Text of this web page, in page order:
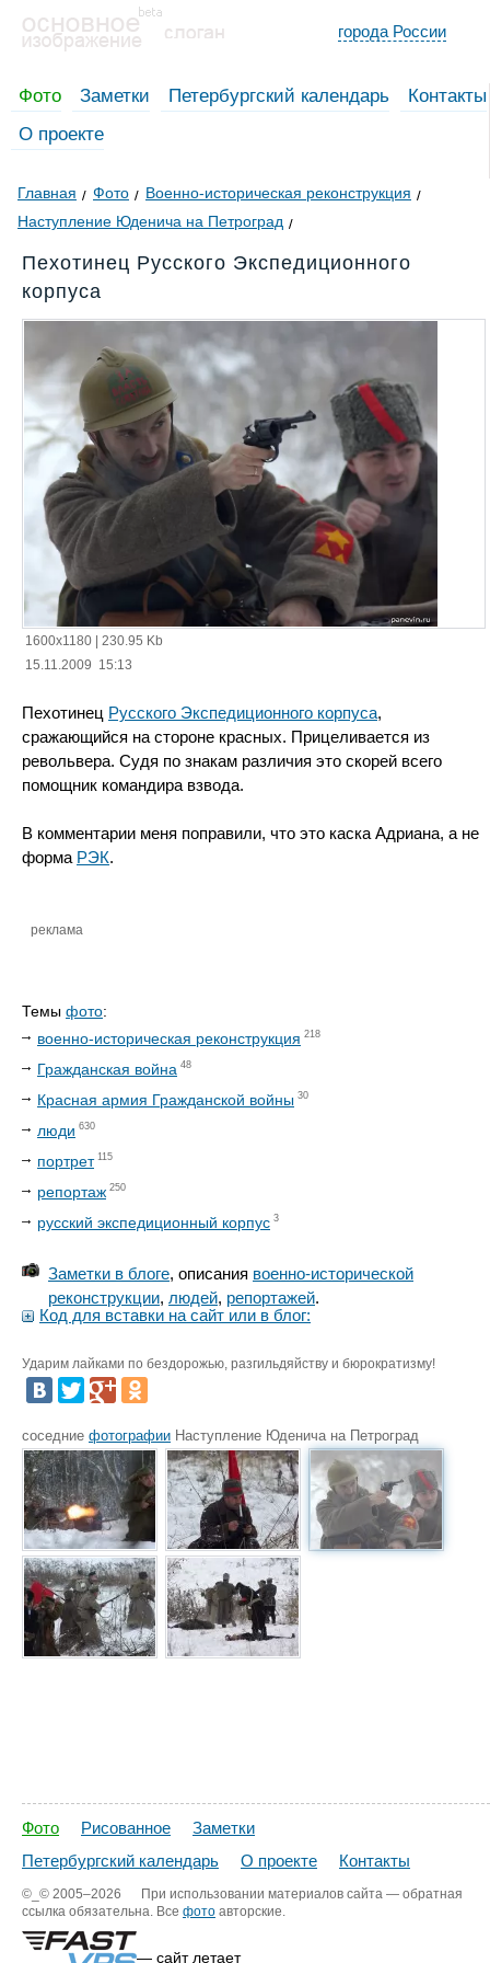
города России
Фото Заметки Петербургский календарь
Контакты
О проекте
Главная Фото
Военно-историческая реконструкция
Наступление Юденича на Петроград
Пехотинец Русского Экспедиционного
корпуса
1600x1180
230.95 Kb
15.11.2009 15:13
Пехотинец Русского Экспедиционного корпуса,
сражающийся на стороне красных. Прицеливается из
револьвера. Судя по знакам различия это скорей всего
помощник командира взвода.
В комментарии меня поправили, что это каска Адриана, а не
форма РЭК.
реклама
Темы фото:
военно-историческая реконструкция 218
Гражданская война 48
Красная армия Гражданской войны 30
люди 630
портрет115
репортаж 250
русский экспедиционный корпус 3
Заметки в блоге, описания военно-исторической
реконструкции, людей, репортажей.
Код для вставки на сайт или в блог:
Ударим лайками по бездорожью, разгильдяйству и бюрократизму!
соседние фотографии Наступление Юденича на Петроград
Фото Рисованное
Заметки
Петербургский календарь
О проекте Контакты
©_© 2005–2026
При использовании материалов сайта — обратная
ссылка обязательна. Все фото авторские.
— сайт летает